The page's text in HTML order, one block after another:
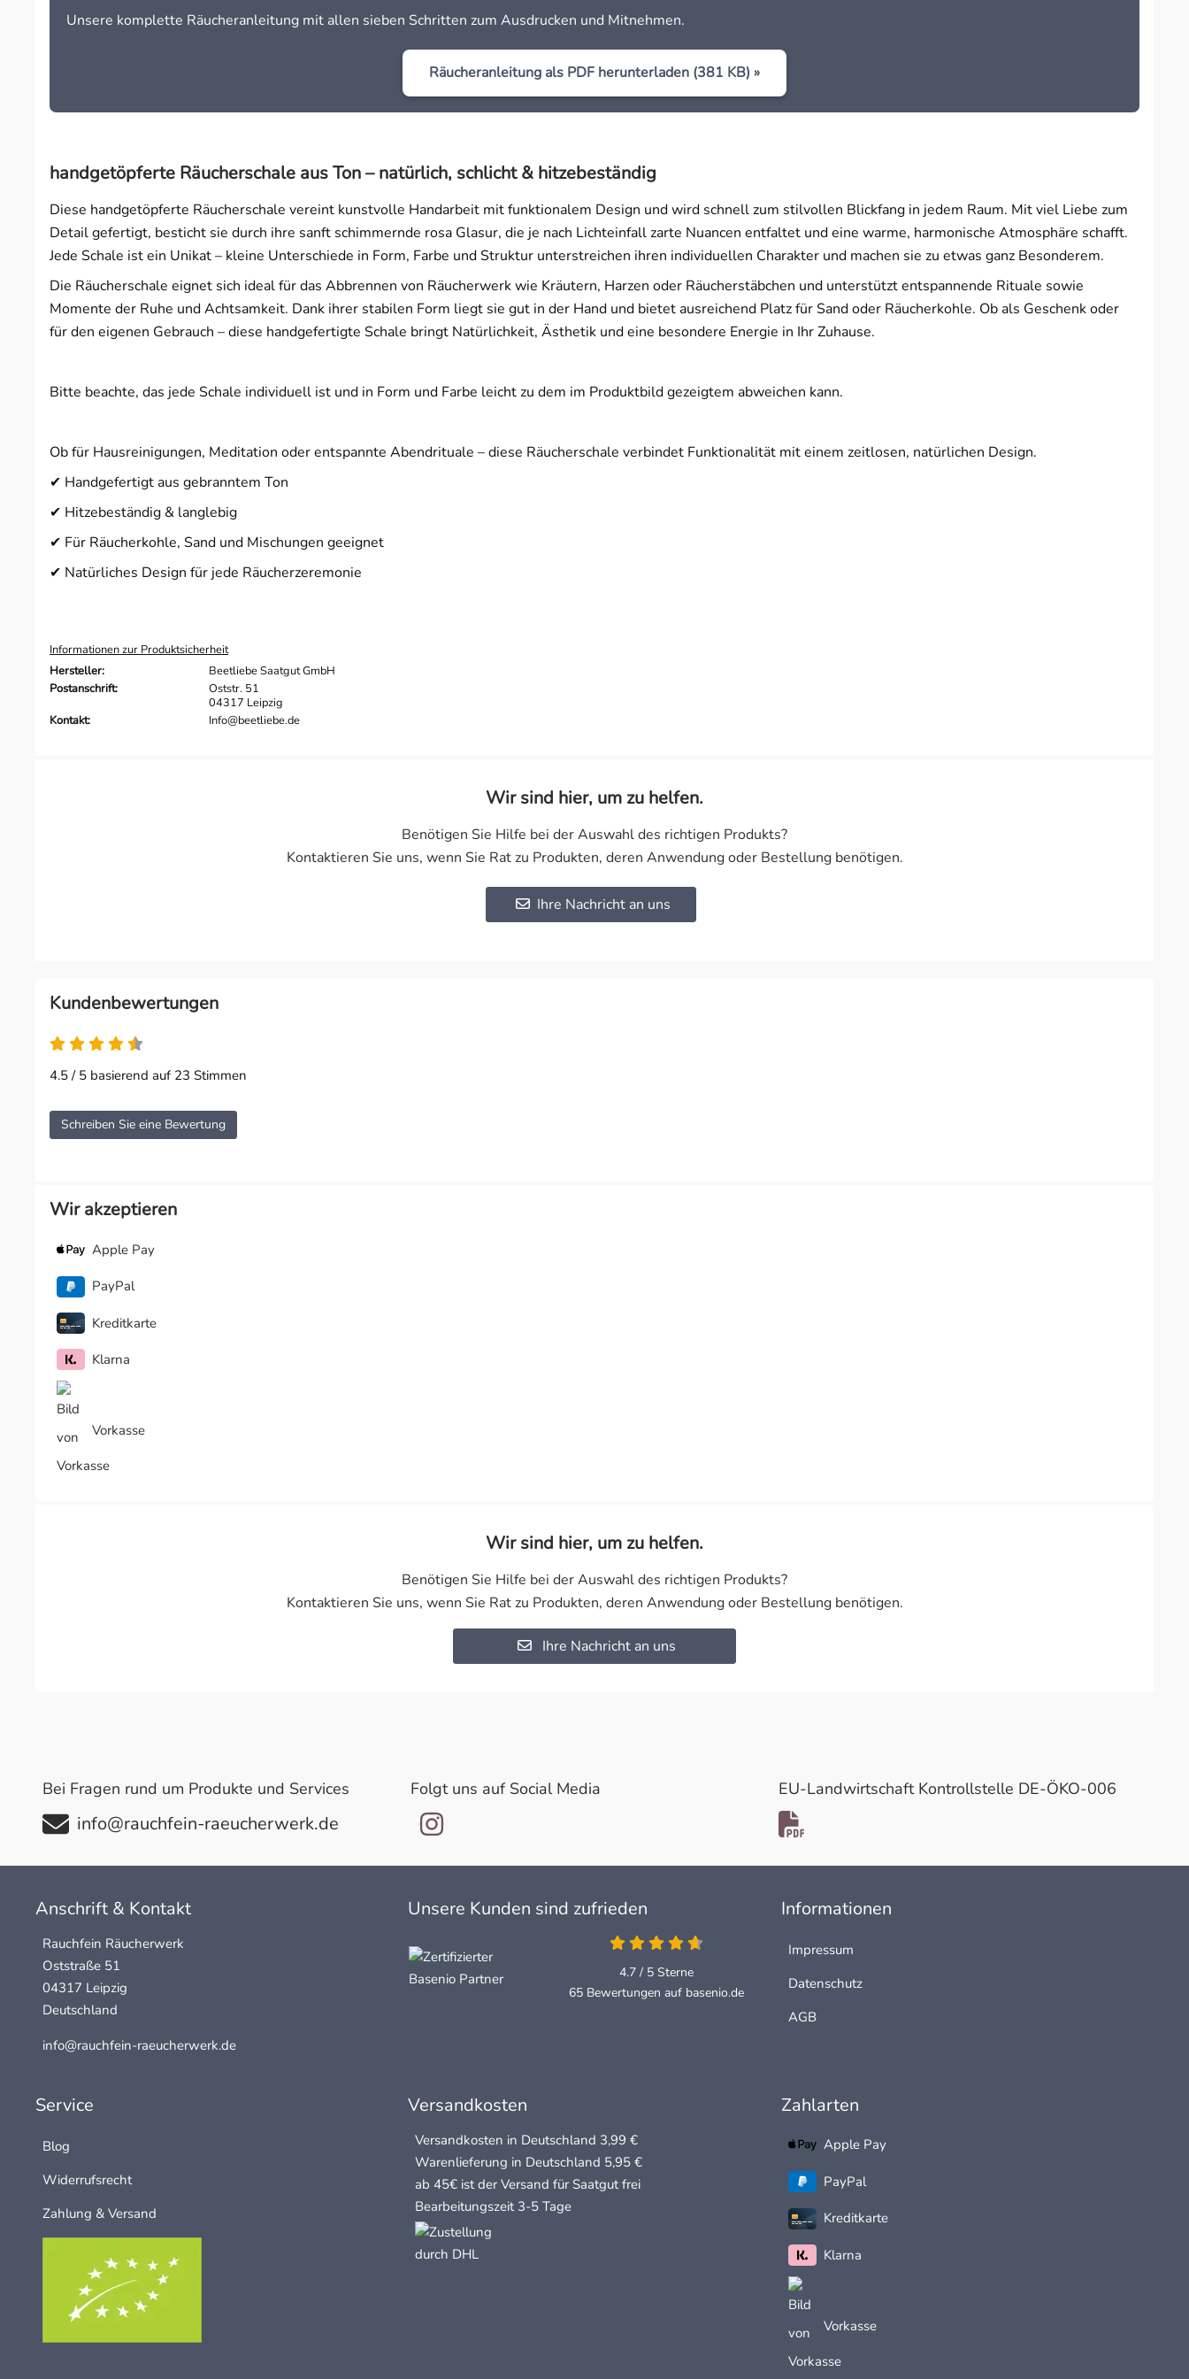
Unsere komplette Räucheranleitung mit allen sieben Schritten zum Ausdrucken und Mitnehmen.
Räucheranleitung als PDF herunterladen (381 KB) »öffnet in neuem Fenster
handgetöpferte Räucherschale aus Ton – natürlich, schlicht & hitzebeständig
Diese handgetöpferte Räucherschale vereint kunstvolle Handarbeit mit funktionalem Design und wird schnell zum stilvollen Blickfang in jedem Raum. Mit viel Liebe zum
Detail gefertigt, besticht sie durch ihre sanft schimmernde rosa Glasur, die je nach Lichteinfall zarte Nuancen entfaltet und eine warme, harmonische Atmosphäre schafft.
Jede Schale ist ein Unikat – kleine Unterschiede in Form, Farbe und Struktur unterstreichen ihren individuellen Charakter und machen sie zu etwas ganz Besonderem.
Die Räucherschale eignet sich ideal für das Abbrennen von Räucherwerk wie Kräutern, Harzen oder Räucherstäbchen und unterstützt entspannende Rituale sowie
Momente der Ruhe und Achtsamkeit. Dank ihrer stabilen Form liegt sie gut in der Hand und bietet ausreichend Platz für Sand oder Räucherkohle. Ob als Geschenk oder
für den eigenen Gebrauch – diese handgefertigte Schale bringt Natürlichkeit, Ästhetik und eine besondere Energie in Ihr Zuhause.
Bitte beachte, das jede Schale individuell ist und in Form und Farbe leicht zu dem im Produktbild gezeigtem abweichen kann.
Ob für Hausreinigungen, Meditation oder entspannte Abendrituale – diese Räucherschale verbindet Funktionalität mit einem zeitlosen, natürlichen Design.
✔ Handgefertigt aus gebranntem Ton
✔ Hitzebeständig & langlebig
✔ Für Räucherkohle, Sand und Mischungen geeignet
✔ Natürliches Design für jede Räucherzeremonie
Informationen zur Produktsicherheit
Hersteller:
Beetliebe Saatgut GmbH
Postanschrift:
Oststr. 51
04317 Leipzig
Kontakt:
Info@beetliebe.de
Wir sind hier, um zu helfen.
Benötigen Sie Hilfe bei der Auswahl des richtigen Produkts?
Kontaktieren Sie uns, wenn Sie Rat zu Produkten, deren Anwendung oder Bestellung benötigen.
Ihre Nachricht an uns
Kundenbewertungen
4.5 von 5
4.5 / 5 basierend auf 23 Stimmen
Schreiben Sie eine Bewertung
Wir akzeptieren
Apple Pay
PayPal
Kreditkarte
Klarna
Vorkasse
Wir sind hier, um zu helfen.
Benötigen Sie Hilfe bei der Auswahl des richtigen Produkts?
Kontaktieren Sie uns, wenn Sie Rat zu Produkten, deren Anwendung oder Bestellung benötigen.
Ihre Nachricht an uns
Bei Fragen rund um Produkte und Services
info@rauchfein-raeucherwerk.de
Folgt uns auf Social Media EU-Landwirtschaft Kontrollstelle DE-ÖKO-006
Anschrift & Kontakt
Rauchfein Räucherwerk
Oststraße 51
04317 Leipzig
Deutschland
info@rauchfein-raeucherwerk.de
Unsere Kunden sind zufrieden
4.7 / 5 Sterne
65 Bewertungen auf basenio.de
öffnet in neuem Fenster
Informationen
Impressum
Datenschutz
AGB
Service
Blog
Widerrufsrecht
Zahlung & Versand
Versandkosten
Versandkosten in Deutschland 3,99 €
Warenlieferung in Deutschland 5,95 €
ab 45€ ist der Versand für Saatgut frei
Bearbeitungszeit 3-5 Tage
Zahlarten
Apple Pay
PayPal
Kreditkarte
Klarna
Vorkasse